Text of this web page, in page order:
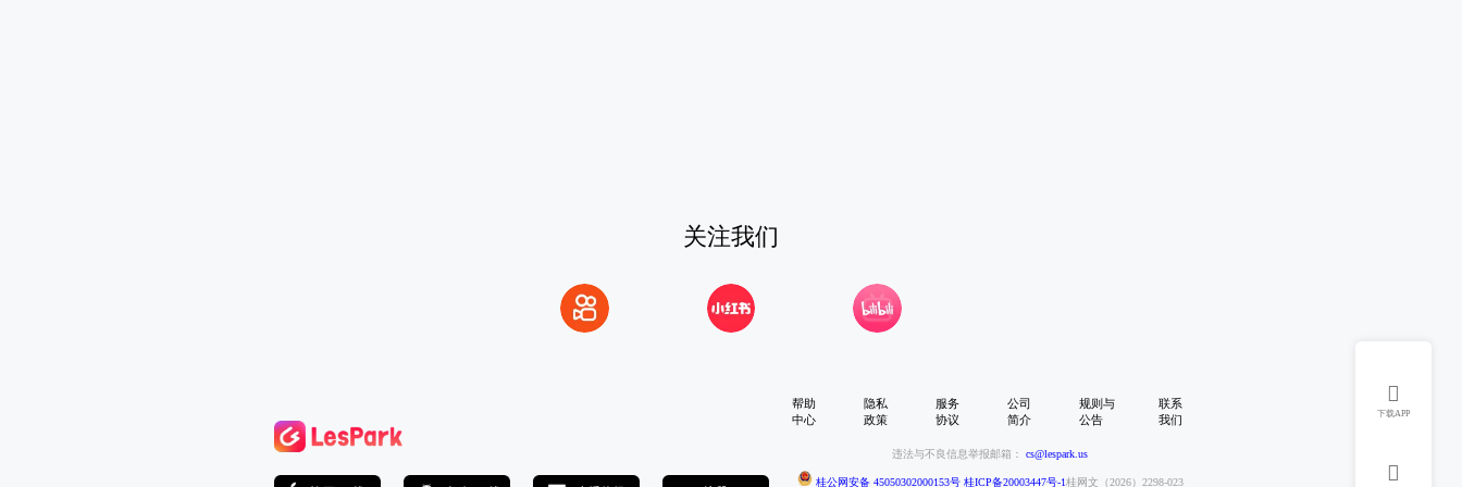

下载APP

关注我们
帮助
中心
隐私
政策
服务
协议
公司
简介
规则与
公告
联系
我们
违法与不良信息举报邮箱： cs@lespark.us
桂公网安备 45050302000153号桂ICP备20003447号-1桂网文（2026）2298-023